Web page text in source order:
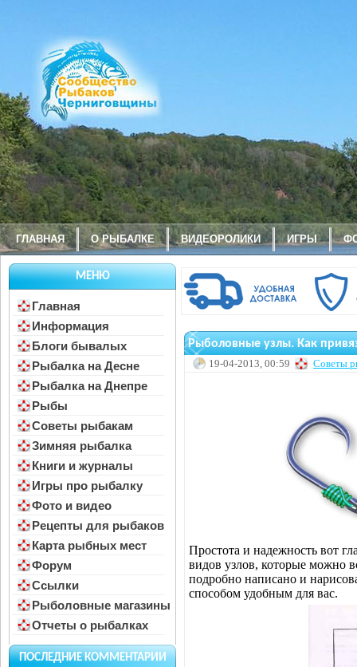
ГЛАВНАЯ О РЫБАЛКЕ ВИДЕОРОЛИКИ ИГРЫ
МЕНЮ
Главная
Информация
Блоги бывалых
Рыбалка на Десне
Рыбалка на Днепре
Рыбы
Советы рыбакам
Зимняя рыбалка
Книги и журналы
Игры про рыбалку
Фото и видео
Рецепты для рыбаков
Карта рыбных мест
Форум
Ссылки
Рыболовные магазины
Отчеты о рыбалках
ПОСЛЕДНИЕ КОММЕНТАРИИ
Рыболовные узлы. Как
19-04-2013, 00:59 Советы
Простота и надежность вот
видов узлов, которые можно
подробно написано и
способом удобным для вас.